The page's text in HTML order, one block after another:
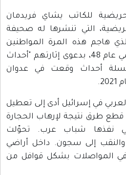
للكاتب يشاي فريدمان
التي تنشرها له صحيفة
هاجم هذه المرة المواطنين
الفلسطينيين داخل أراضي عام 48، بدعوى إثارتهم "أحداث
أحداث وقعت في عدوان
في إسرائيل أدى إلى تعطيل
قطع طرق نتيجة لإرهاب الحجارة
نفذها شباب عرب. تحوّلت
إلى سجون. داخل أراضي
في المواصلات بشكل قوافل من